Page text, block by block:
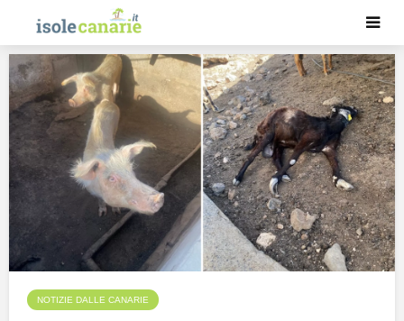
NOTIZIE DALLE CANARIE